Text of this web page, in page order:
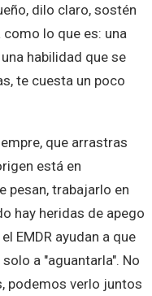
dilo claro, sostén
lo que es: una
habilidad que se
te cuesta un poco
que arrastras
está en
pesan, trabajarlo en
hay heridas de apego
EMDR ayudan a que
a "aguantarla". No
podemos verlo juntos